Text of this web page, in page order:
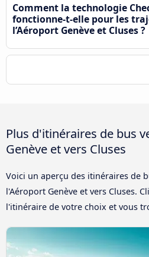
Comment la technologie
fonctionne-t-elle pour les
l’Aéroport Genève et Cluses ?
Plus d'itinéraires de bus
Genève et vers Cluses
Voici un aperçu des itinéraires de
l'Aéroport Genève et vers Cluses.
l'itinéraire de votre choix et vous